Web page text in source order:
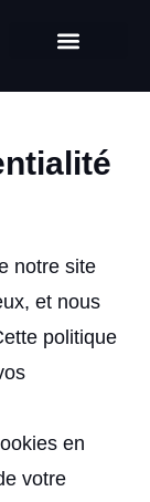
notre site
et nous
politique
en
votre